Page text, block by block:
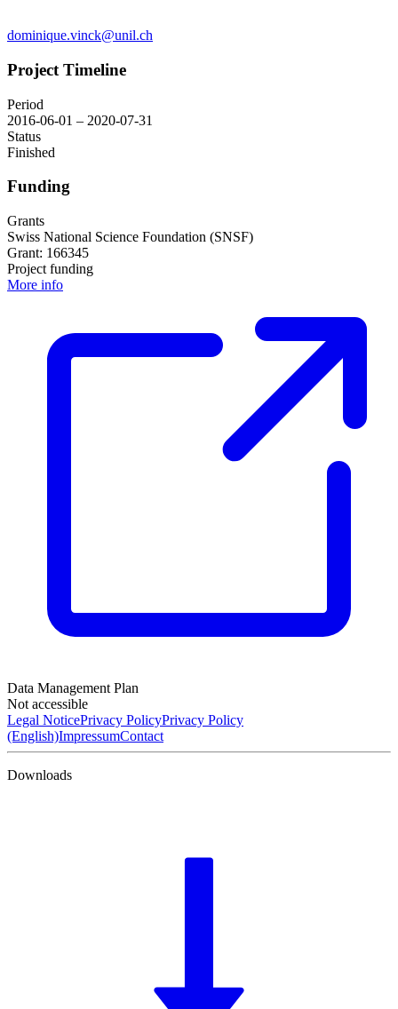
dominique.vinck@unil.ch
Project Timeline
Period
2016-06-01 – 2020-07-31
Status
Finished
Funding
Grants
Swiss National Science Foundation (SNSF)
Grant: 166345
Project funding
More info
Data Management Plan
Not accessible
Legal NoticePrivacy PolicyPrivacy Policy
(English)ImpressumContact
Downloads